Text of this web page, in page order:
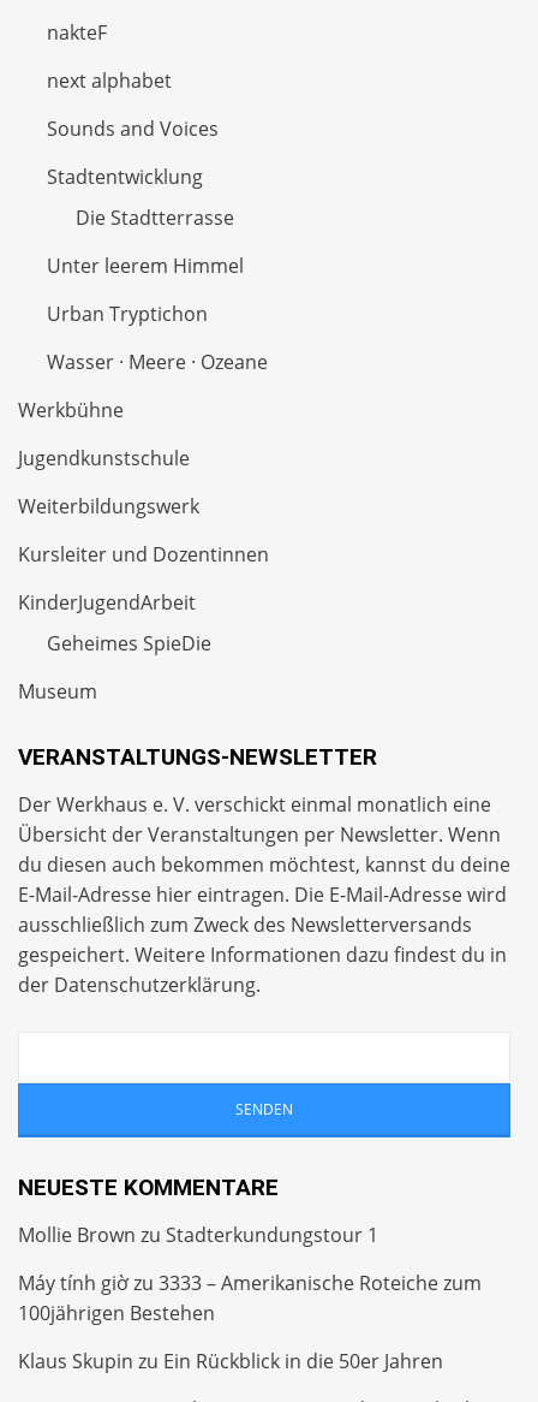
nakteF
next alphabet
Sounds and Voices
Stadtentwicklung
Die Stadtterrasse
Unter leerem Himmel
Urban Tryptichon
Wasser · Meere · Ozeane
Werkbühne
Jugendkunstschule
Weiterbildungswerk
Kursleiter und Dozentinnen
KinderJugendArbeit
Geheimes SpieDie
Museum
VERANSTALTUNGS-NEWSLETTER
Der Werkhaus e. V. verschickt einmal monatlich eine
Übersicht der Veranstaltungen per Newsletter. Wenn
du diesen auch bekommen möchtest, kannst du deine
E-Mail-Adresse hier eintragen. Die E-Mail-Adresse wird
ausschließlich zum Zweck des Newsletterversands
gespeichert. Weitere Informationen dazu findest du in
der Datenschutzerklärung.
NEUESTE KOMMENTARE
Mollie Brown zu Stadterkundungstour 1
Máy tính giờzu 3333 – Amerikanische Roteiche zum
100jährigen Bestehen
Klaus Skupin zu Ein Rückblick in die 50er Jahren